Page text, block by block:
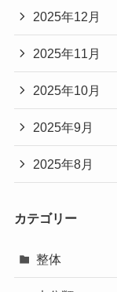
2025年12月
2025年11月
2025年10月
2025年9月
2025年8月
カテゴリー
整体